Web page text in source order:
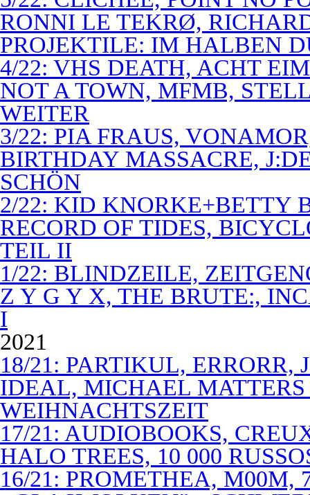
RONNI LE TEKRØ,
PROJEKTILE: IM HALBEN
4/22: VHS DEATH, ACHT
NOT A TOWN, MFMB,
WEITER
3/22: PIA FRAUS,
BIRTHDAY MASSACRE,
SCHÖN
2/22: KID KNORKE+BETTY
RECORD OF TIDES,
TEIL II
1/22: BLINDZEILE,
Z Y G Y X, THE BRUTE:,
I
2021
18/21: PARTIKUL,
IDEAL, MICHAEL
WEIHNACHTSZEIT
17/21: AUDIOBOOKS,
HALO TREES, 10 000
16/21: PROMETHEA, M00M,